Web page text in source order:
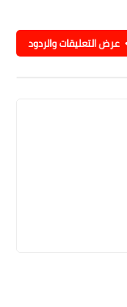
عرض التعليقات والردود